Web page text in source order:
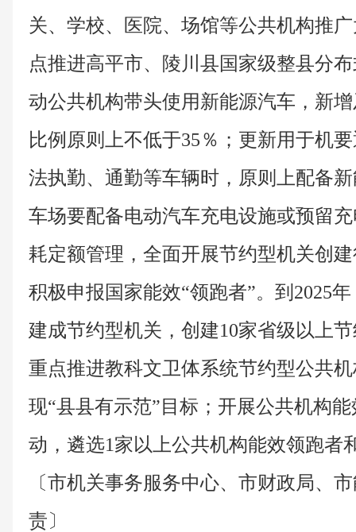
关、学校、医院、场馆等公共机构推
点推进高平市、陵川县国家级整县分
动公共机构带头使用新能源汽车，新
比例原则上不低于35％；更新用于机
法执勤、通勤等车辆时，原则上配备
车场要配备电动汽车充电设施或预留
耗定额管理，全面开展节约型机关创
积极申报国家能效“领跑者”。到2025
建成节约型机关，创建10家省级以上
重点推进教科文卫体系统节约型公共
现“县县有示范”目标；开展公共机构
动，遴选1家以上公共机构能效领跑者
〔市机关事务服务中心、市财政局、
责〕